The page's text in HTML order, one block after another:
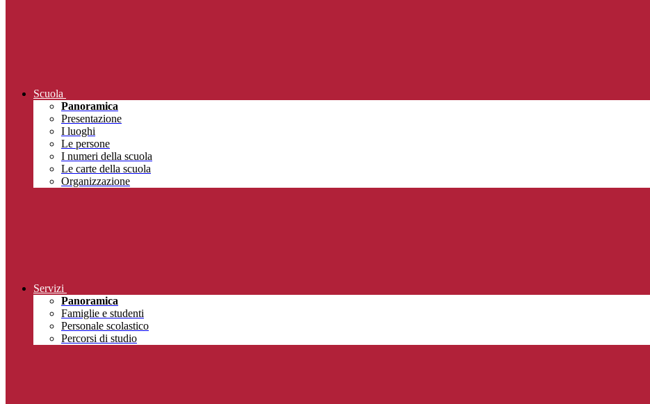
Scuola
Panoramica
Presentazione
I luoghi
Le persone
I numeri della scuola
Le carte della scuola
Organizzazione
Servizi
Panoramica
Famiglie e studenti
Personale scolastico
Percorsi di studio